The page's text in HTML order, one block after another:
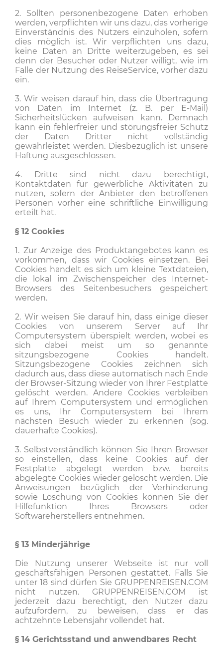
2. Sollten personenbezogene Daten erhoben
werden, verpflichten wir uns dazu, das vorherige
Einverständnis des Nutzers einzuholen, sofern
dies möglich ist. Wir verpflichten uns dazu,
keine Daten an Dritte weiterzugeben, es sei
denn der Besucher oder Nutzer willigt, wie im
Falle der Nutzung des ReiseService, vorher dazu
ein.
3. Wir weisen darauf hin, dass die Übertragung
von Daten im Internet (z. B. per E-Mail)
Sicherheitslücken aufweisen kann. Demnach
kann ein fehlerfreier und störungsfreier Schutz
der Daten Dritter nicht vollständig
gewährleistet werden. Diesbezüglich ist unsere
Haftung ausgeschlossen.
4. Dritte sind nicht dazu berechtigt,
Kontaktdaten für gewerbliche Aktivitäten zu
nutzen, sofern der Anbieter den betroffenen
Personen vorher eine schriftliche Einwilligung
erteilt hat.
§ 12 Cookies
1. Zur Anzeige des Produktangebotes kann es
vorkommen, dass wir Cookies einsetzen. Bei
Cookies handelt es sich um kleine Textdateien,
die lokal im Zwischenspeicher des Internet-
Browsers des Seitenbesuchers gespeichert
werden.
2. Wir weisen Sie darauf hin, dass einige dieser
Cookies von unserem Server auf Ihr
Computersystem überspielt werden, wobei es
sich dabei meist um so genannte
sitzungsbezogene Cookies handelt.
Sitzungsbezogene Cookies zeichnen sich
dadurch aus, dass diese automatisch nach Ende
der Browser-Sitzung wieder von Ihrer Festplatte
gelöscht werden. Andere Cookies verbleiben
auf Ihrem Computersystem und ermöglichen
es uns, Ihr Computersystem bei Ihrem
nächsten Besuch wieder zu erkennen (sog.
dauerhafte Cookies).
3. Selbstverständlich können Sie Ihren Browser
so einstellen, dass keine Cookies auf der
Festplatte abgelegt werden bzw. bereits
abgelegte Cookies wieder gelöscht werden. Die
Anweisungen bezüglich der Verhinderung
sowie Löschung von Cookies können Sie der
Hilfefunktion Ihres Browsers oder
Softwareherstellers entnehmen.
§ 13 Minderjährige
Die Nutzung unserer Webseite ist nur voll
geschäftsfähigen Personen gestattet. Falls Sie
unter 18 sind dürfen Sie GRUPPENREISEN.COM
nicht nutzen. GRUPPENREISEN.COM ist
jederzeit dazu berechtigt, den Nutzer dazu
aufzufordern, zu beweisen, dass er das
achtzehnte Lebensjahr vollendet hat.
§ 14 Gerichtsstand und anwendbares Recht